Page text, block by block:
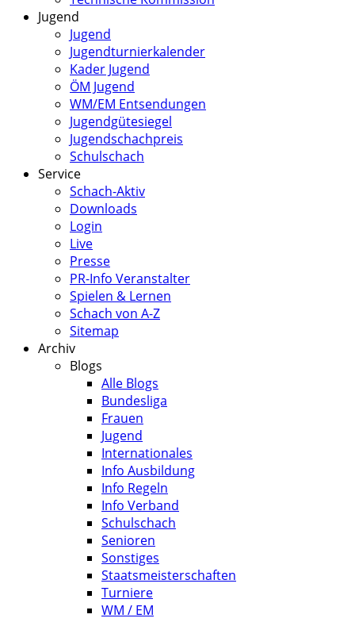
Jugend
Jugend
Jugendturnierkalender
Kader Jugend
ÖM Jugend
WM/EM Entsendungen
Jugendgütesiegel
Jugendschachpreis
Schulschach
Service
Schach-Aktiv
Downloads
Login
Live
Presse
PR-Info Veranstalter
Spielen & Lernen
Schach von A-Z
Sitemap
Archiv
Blogs
Alle Blogs
Bundesliga
Frauen
Jugend
Internationales
Info Ausbildung
Info Regeln
Info Verband
Schulschach
Senioren
Sonstiges
Staatsmeisterschaften
Turniere
WM / EM